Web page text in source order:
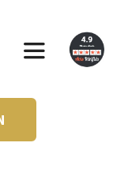
Toggle